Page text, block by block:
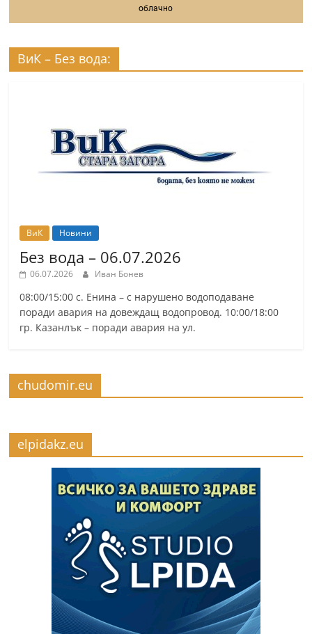
облачно
ВиК – Без вода:
ВиК Новини
Без вода – 06.07.2026
06.07.2026 Иван Бонев
08:00/15:00 с. Енина – с нарушено водоподаване
поради авария на довеждащ водопровод. 10:00/18:00
гр. Казанлък – поради авария на ул.
chudomir.eu
elpidakz.eu